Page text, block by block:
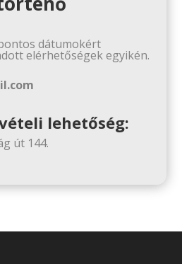
dátumokért
elérhetőségek egyikén.
lehetőség:
út 144.